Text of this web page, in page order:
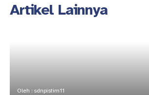
Artikel Lainnya
Oleh : sdnpistim11